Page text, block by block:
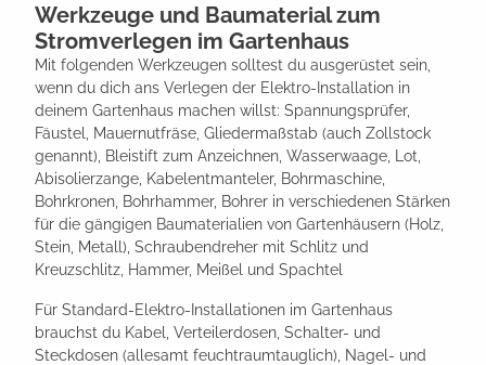
Werkzeuge und Baumaterial zum
Stromverlegen im Gartenhaus
Mit folgenden Werkzeugen solltest du ausgerüstet sein,
wenn du dich ans Verlegen der Elektro-Installation in
deinem Gartenhaus machen willst: Spannungsprüfer,
Fäustel, Mauernutfräse, Gliedermaßstab (auch Zollstock
genannt), Bleistift zum Anzeichnen, Wasserwaage, Lot,
Abisolierzange, Kabelentmanteler, Bohrmaschine,
Bohrkronen, Bohrhammer, Bohrer in verschiedenen Stärken
für die gängigen Baumaterialien von Gartenhäusern (Holz,
Stein, Metall), Schraubendreher mit Schlitz und
Kreuzschlitz, Hammer, Meißel und Spachtel
Für Standard-Elektro-Installationen im Gartenhaus
brauchst du Kabel, Verteilerdosen, Schalter- und
Steckdosen (allesamt feuchtraumtauglich), Nagel- und